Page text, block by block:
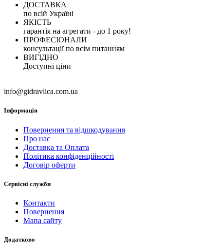
ДОСТАВКА
по всій Україні
ЯКІСТЬ
гарантія на агрегати - до 1 року!
ПРОФЕСІОНАЛИ
консультації по всім питанням
ВИГІДНО
Доступні ціни
info@gidravlica.com.ua
Інформація
Повернення та відшкодування
Про нас
Доставка та Оплата
Політика конфіденційності
Договір оферти
Сервісні служби
Контакти
Повернення
Мапа сайту
Додатково